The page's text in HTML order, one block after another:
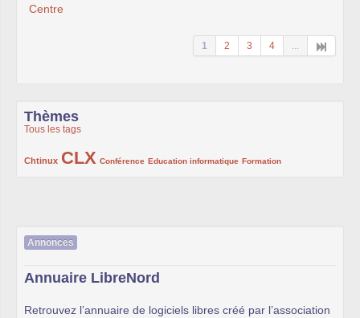
Centre
1 2 3 4 ...
Thèmes
Tous les tags
Chtinux
222/1002CLX
1002/1002 Conférence
132/1002 Education informatique
119/1002 Formation
168/1002
Annonces
Annuaire LibreNord
Retrouvez l’annuaire de logiciels libres créé par l’association